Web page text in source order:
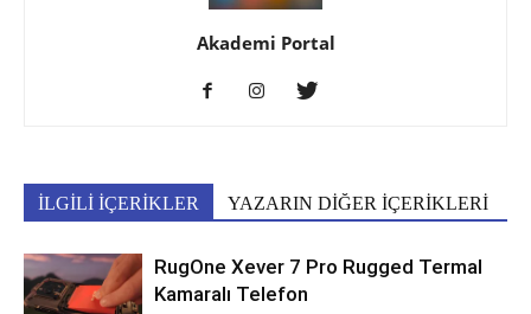
Akademi Portal
İLGİLİ İÇERİKLER YAZARIN DİĞER İÇERİKLERİ
RugOne Xever 7 Pro Rugged Termal
Kamaralı Telefon